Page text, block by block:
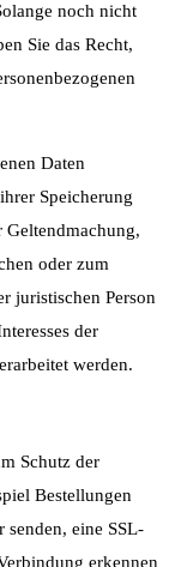
noch nicht
Sie das Recht,
Daten
Speicherung
oder zum
juristischen Person
der
werden.
Schutz der
Bestellungen
senden, eine SSL-
erkennen